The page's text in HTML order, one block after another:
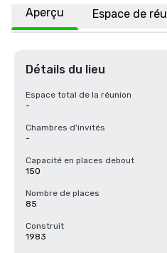
Aperçu Espace de
Détails du lieu
Espace total de la réunion
-
Chambres d'invités
-
Capacité en places debout
150
Nombre de places
85
Construit
1983